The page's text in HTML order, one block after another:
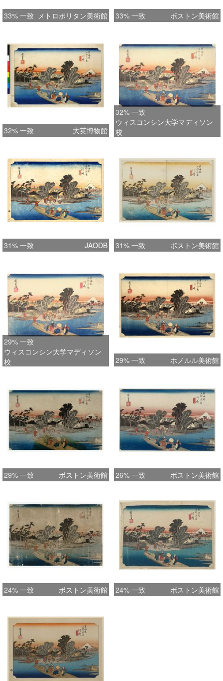
33% 一致 メトロポリタン美術館 33% 一致 ボストン美術館
32% 一致 大英博物館
32% 一致
ウィスコンシン大学マディソン
校
31% 一致 JAODB 31% 一致 ボストン美術館
29% 一致
ウィスコンシン大学マディソン
校
29% 一致 ホノルル美術館
29% 一致 ボストン美術館 26% 一致 ボストン美術館
24% 一致 ボストン美術館 24% 一致 ボストン美術館